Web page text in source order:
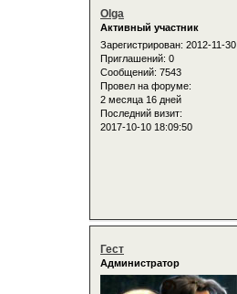
Olga
Активный участник
Зарегистрирован: 2012-11-30
Приглашений: 0
Сообщений: 7543
Провел на форуме:
2 месяца 16 дней
Последний визит:
2017-10-10 18:09:50
Гест
Администратор